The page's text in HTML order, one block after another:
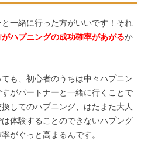
一緒に行った方がいいです！それ
ハプニングの成功確率があがるか
も、初心者のうちは中々ハプニン
がパートナーと一緒に行くことで
してのハプニング、はたまた大人
体験することのできないハプング
がぐっと高まるんです。